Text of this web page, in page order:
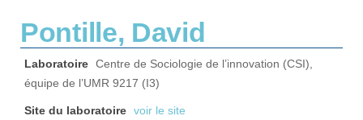
Pontille, David
Laboratoire Centre de Sociologie de l’innovation (CSI),
équipe de l’UMR 9217 (I3)
Site du laboratoire voir le site